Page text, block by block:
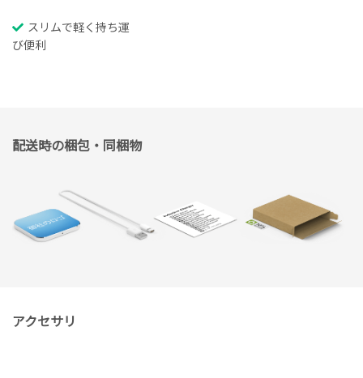
スリムで軽く持ち運
び便利
配送時の梱包・同梱物
アクセサリ